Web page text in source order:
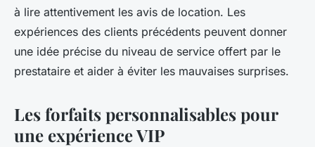
à lire attentivement les avis de location. Les
expériences des clients précédents peuvent donner
une idée précise du niveau de service offert par le
prestataire et aider à éviter les mauvaises surprises.
Les forfaits personnalisables pour
une expérience VIP